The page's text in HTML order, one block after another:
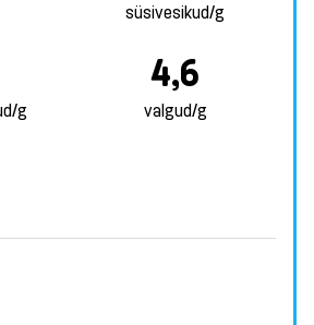
süsivesikud/g
g
4,6
valgud/g